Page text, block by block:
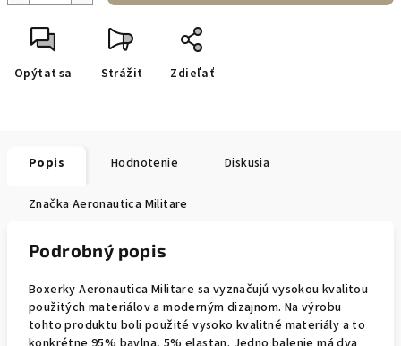
Opýtať sa Strážiť Zdieľať
Popis Hodnotenie Diskusia
Značka Aeronautica Militare
Podrobný popis
Boxerky Aeronautica Militare sa vyznačujú vysokou kvalitou
použitých materiálov a moderným dizajnom. Na výrobu
tohto produktu boli použité vysoko kvalitné materiály a to